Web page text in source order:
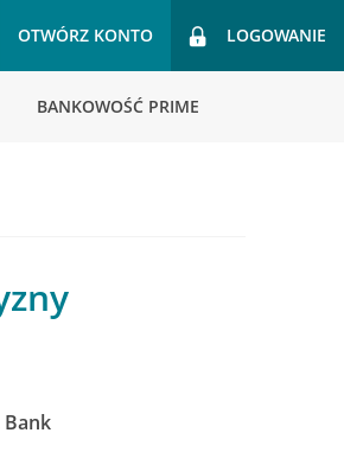
OTWÓRZ KONTO LOGOWANIE
BANKOWOŚĆ PRIME